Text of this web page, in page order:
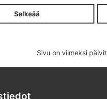
Selkeää
Sivu on viimeksi